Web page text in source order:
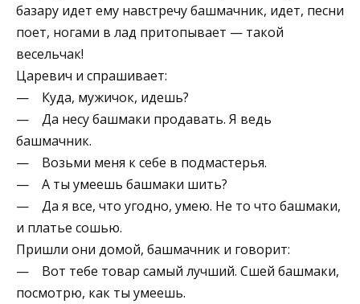
базару идет ему навстречу башмачник, идет, песни
поет, ногами в лад притопывает — такой
весельчак!
Царевич и спрашивает:
— Куда, мужичок, идешь?
— Да несу башмаки продавать. Я ведь
башмачник.
— Возьми меня к себе в подмастерья.
— А ты умеешь башмаки шить?
— Да я все, что угодно, умею. Не то что башмаки,
и платье сошью.
Пришли они домой, башмачник и говорит:
— Вот тебе товар самый лучший. Сшей башмаки,
посмотрю, как ты умеешь.